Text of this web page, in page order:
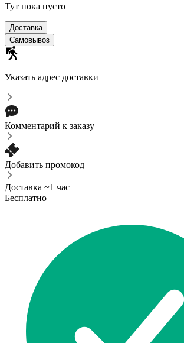
Тут пока пусто
Доставка
Самовывоз
Указать адрес доставки
Комментарий к заказу
Добавить промокод
Доставка ~1 час
Бесплатно